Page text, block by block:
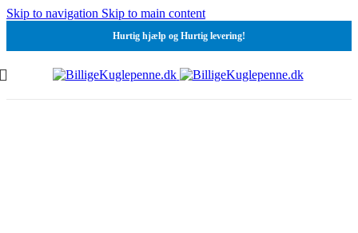
Skip to navigation Skip to main content
Hurtig hjælp og Hurtig levering!